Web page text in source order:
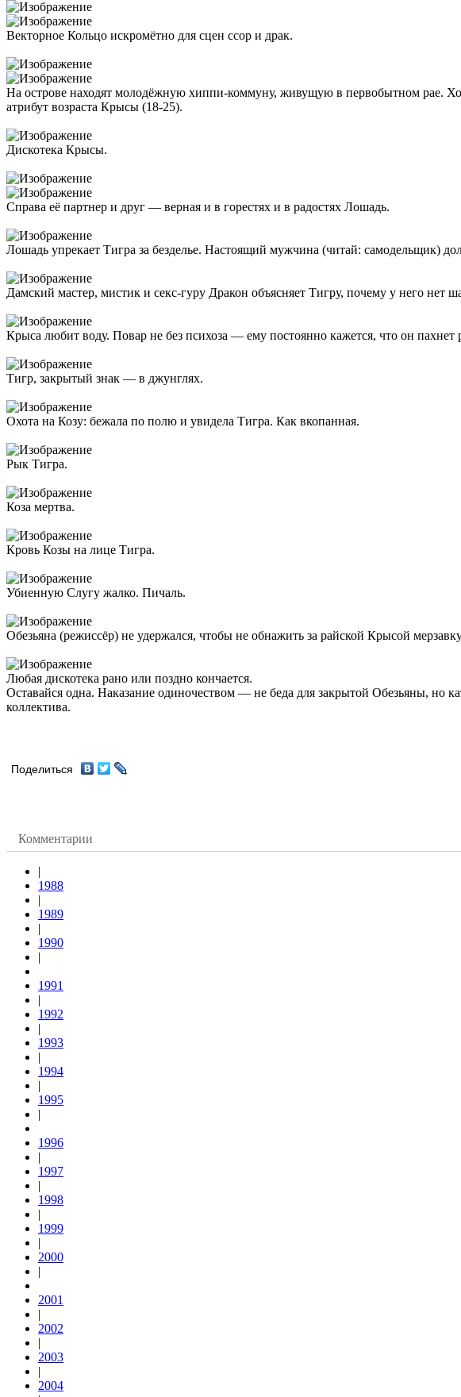
Векторное Кольцо искромётно для сцен ссор и драк.
На острове находят молодёжную хиппи-коммуну, живущую в первобытном рае.
атрибут возраста Крысы (18-25).
Дискотека Крысы.
Справа её партнер и друг — верная и в горестях и в радостях Лошадь.
Лошадь упрекает Тигра за безделье. Настоящий мужчина (читай: самодельщик)
Дамский мастер, мистик и секс-гуру Дракон объясняет Тигру, почему у него нет
Крыса любит воду. Повар не без психоза — ему постоянно кажется, что он
Тигр, закрытый знак — в джунглях.
Охота на Козу: бежала по полю и увидела Тигра. Как вкопанная.
Рык Тигра.
Коза мертва.
Кровь Козы на лице Тигра.
Убиенную Слугу жалко. Пичаль.
Обезьяна (режиссёр) не удержался, чтобы не обнажить за райской Крысой
Любая дискотека рано или поздно кончается.
Оставайся одна. Наказание одиночеством — не беда для закрытой Обезьяны, но
коллектива.
Поделиться
Комментарии
|
1988
|
1989
|
1990
|
1991
|
1992
|
1993
|
1994
|
1995
|
1996
|
1997
|
1998
|
1999
|
2000
|
2001
|
2002
|
2003
|
2004